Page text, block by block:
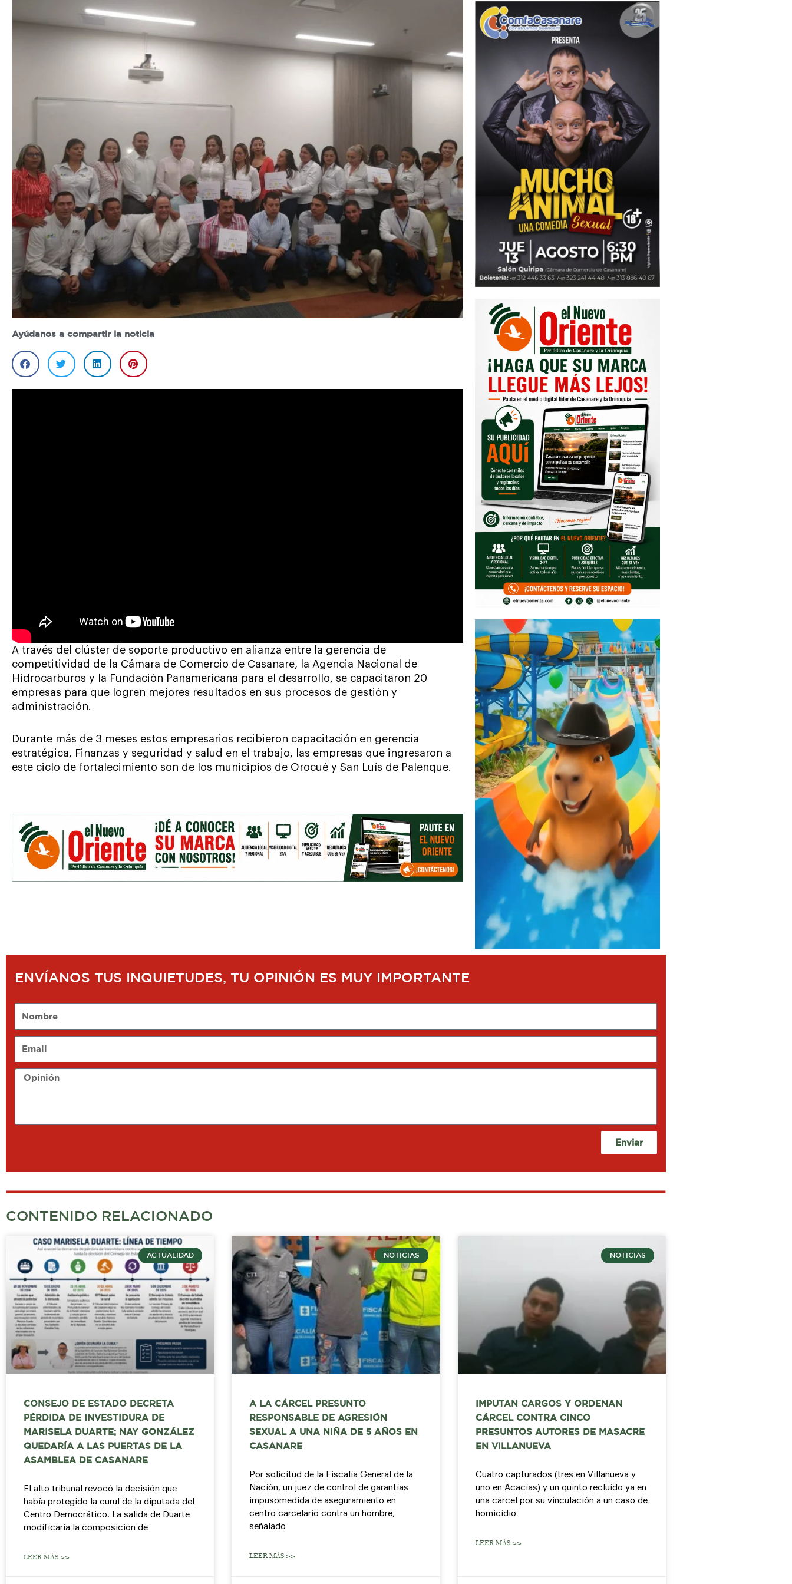
Ayúdanos a compartir la noticia
A través del clúster de soporte productivo en alianza entre la gerencia de
competitividad de la Cámara de Comercio de Casanare, la Agencia Nacional de
Hidrocarburos y la Fundación Panamericana para el desarrollo, se capacitaron 20
empresas para que logren mejores resultados en sus procesos de gestión y
administración.
Durante más de 3 meses estos empresarios recibieron capacitación en gerencia
estratégica, Finanzas y seguridad y salud en el trabajo, las empresas que ingresaron a
este ciclo de fortalecimiento son de los municipios de Orocué y San Luís de Palenque.
ENVÍANOS TUS INQUIETUDES, TU OPINIÓN ES MUY IMPORTANTE
Opinión
Enviar
CONTENIDO RELACIONADO
ACTUALIDAD
CONSEJO DE ESTADO DECRETA
PÉRDIDA DE INVESTIDURA DE
MARISELA DUARTE; NAY GONZÁLEZ
QUEDARÍA A LAS PUERTAS DE LA
ASAMBLEA DE CASANARE
El alto tribunal revocó la decisión que
había protegido la curul de la diputada del
Centro Democrático. La salida de Duarte
modificaría la composición de
LEER MÁS >>
NOTICIAS
A LA CÁRCEL PRESUNTO
RESPONSABLE DE AGRESIÓN
SEXUAL A UNA NIÑA DE 5 AÑOS EN
CASANARE
Por solicitud de la Fiscalía General de la
Nación, un juez de control de garantías
impusomedida de aseguramiento en
centro carcelario contra un hombre,
señalado
LEER MÁS >>
NOTICIAS
IMPUTAN CARGOS Y ORDENAN
CÁRCEL CONTRA CINCO
PRESUNTOS AUTORES DE MASACRE
EN VILLANUEVA
Cuatro capturados (tres en Villanueva y
uno en Acacías) y un quinto recluido ya en
una cárcel por su vinculación a un caso de
homicidio
LEER MÁS >>